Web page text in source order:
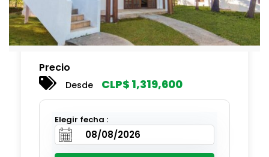
Precio
Desde CLP$ 1,319,600
Elegir fecha :